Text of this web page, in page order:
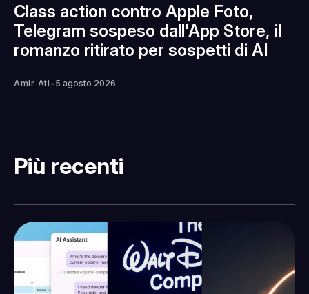
Class action contro Apple Foto,
Telegram sospeso dall'App Store, il
romanzo ritirato per sospetti di AI
Amir Ati -5 agosto 2026
Più recenti